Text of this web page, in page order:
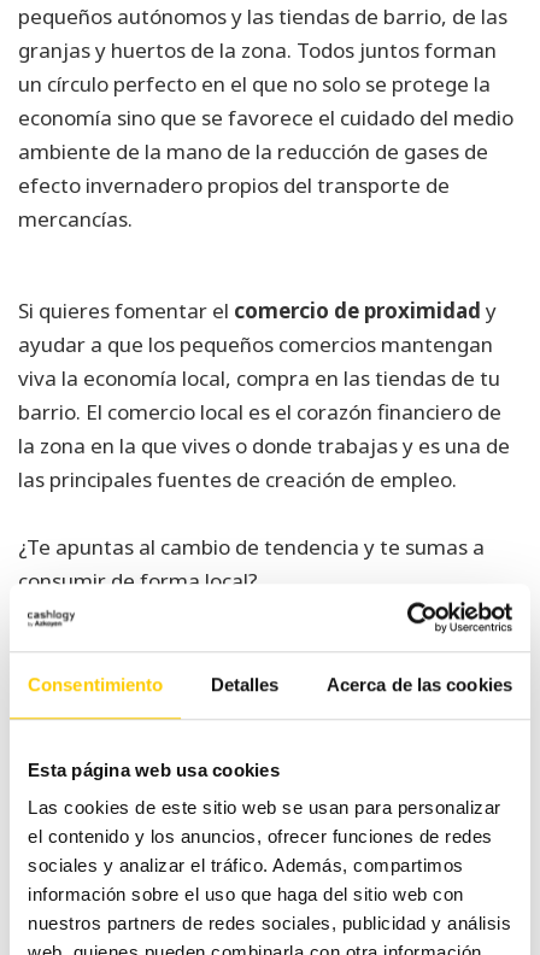
Consentimiento Detalles Acerca de las cookies
Esta página web usa cookies
Las cookies de este sitio web se usan para personalizar
el contenido y los anuncios, ofrecer funciones de redes
sociales y analizar el tráfico. Además, compartimos
información sobre el uso que haga del sitio web con
nuestros partners de redes sociales, publicidad y análisis
pequeños autónomos y las tiendas de barrio, de las
granjas y huertos de la zona. Todos juntos forman
un círculo perfecto en el que no solo se protege la
economía sino que se favorece el cuidado del medio
ambiente de la mano de la reducción de gases de
efecto invernadero propios del transporte de
mercancías.
Si quieres fomentar el comercio de proximidad y
ayudar a que los pequeños comercios mantengan
viva la economía local, compra en las tiendas de tu
barrio. El comercio local es el corazón financiero de
la zona en la que vives o donde trabajas y es una de
las principales fuentes de creación de empleo.
¿Te apuntas al cambio de tendencia y te sumas a
consumir de forma local?
Navegación
entradas
Cómo emitir facturas
electrónicas, ¿es
obligatorio?
La clasificación de
Niza de productos y
Categorías